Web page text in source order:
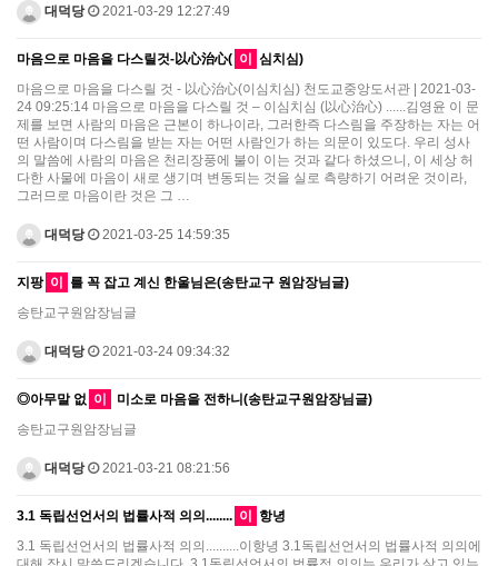
대덕당 2021-03-29 12:27:49
마음으로 마음을 다스릴것-以心治心( 이 심치심)
마음으로 마음을 다스릴 것 - 以心治心(이심치심) 천도교중앙도서관 | 2021-03-
24 09:25:14 마음으로 마음을 다스릴 것 – 이심치심 (以心治心) ......김영윤 이 문
제를 보면 사람의 마음은 근본이 하나이라, 그러한즉 다스림을 주장하는 자는 어
떤 사람이며 다스림을 받는 자는 어떤 사람인가 하는 의문이 있도다. 우리 성사
의 말씀에 사람의 마음은 천리장풍에 불이 이는 것과 같다 하셨으니, 이 세상 허
다한 사물에 마음이 새로 생기며 변동되는 것을 실로 측량하기 어려운 것이라,
그러므로 마음이란 것은 그 …
대덕당 2021-03-25 14:59:35
지팡 이 를 꼭 잡고 계신 한울님은(송탄교구 원암장님글)
송탄교구원암장님글
대덕당 2021-03-24 09:34:32
◎아무말 없 이
미소로 마음을 전하니(송탄교구원암장님글)
송탄교구원암장님글
대덕당 2021-03-21 08:21:56
3.1 독립선언서의 법률사적 의의........ 이 항녕
3.1 독립선언서의 법률사적 의의..........이항녕 3.1독립선언서의 법률사적 의의에